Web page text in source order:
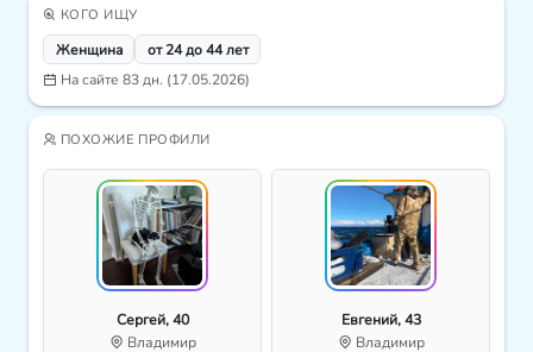
КОГО ИЩУ
Женщина
от 24 до 44 лет
На сайте 83 дн. (17.05.2026)
ПОХОЖИЕ ПРОФИЛИ
Сергей, 40
Владимир
Евгений, 43
Владимир